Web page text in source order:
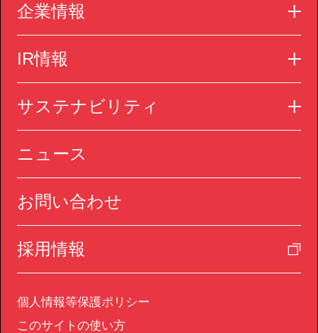
企業情報
IR情報
サステナビリティ
ニュース
お問い合わせ
採用情報
個人情報等保護ポリシー
このサイトの使い方